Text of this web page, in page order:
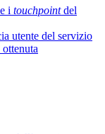
i touchpointdel
utente del servizio